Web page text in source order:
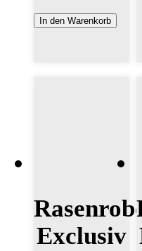
In den Warenkorb
Exclusiv